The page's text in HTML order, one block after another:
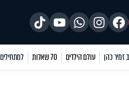
זמיר כהן עולם הילדים 70 שאלות למתחילים